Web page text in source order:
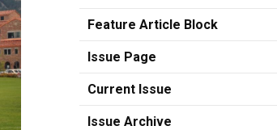
Feature Article Block
Issue Page
Current Issue
Issue Archive